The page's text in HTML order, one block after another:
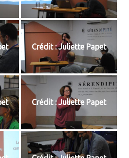
Crédit : Juliette Papet
Crédit : Juliette Papet